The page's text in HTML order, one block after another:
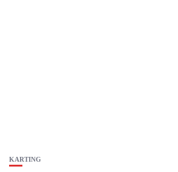
KARTING